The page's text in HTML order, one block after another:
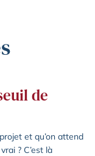
de
et qu’on attend
? C’est là